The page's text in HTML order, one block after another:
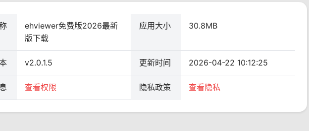
ehviewer免费版2026最新
版下载
应用大小 30.8MB
v2.0.1.5 更新时间 2026-04-22 10:12:25
查看权限 隐私政策 查看隐私